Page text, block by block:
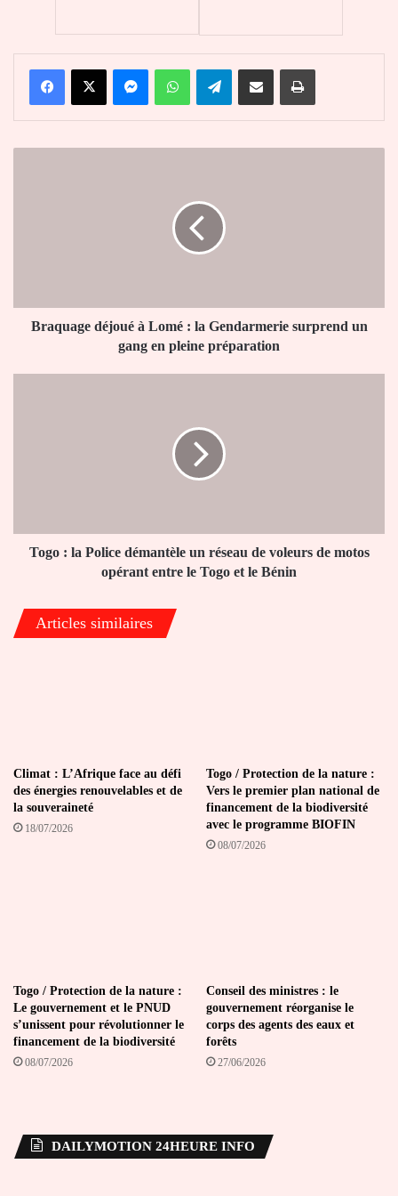
FacebookX MessengerWhatsAppTelegramPartager par email Imprimer
un
gangBraquage déjoué à Lomé : la Gendarmerie surprend un
gang en pleine préparation
voleurs
entre
le
Togo : la Police démantèle un réseau de voleurs de motos
opérant entre le Togo et le Bénin
Articles similaires
Climat : L’Afrique face au défi
des énergies renouvelables et de
la souveraineté
18/07/2026
Togo / Protection de la nature :
Vers le premier plan national de
financement de la biodiversité
avec le programme BIOFIN
08/07/2026
Togo / Protection de la nature :
Le gouvernement et le PNUD
s’unissent pour révolutionner le
financement de la biodiversité
08/07/2026
Conseil des ministres : le
gouvernement réorganise le
corps des agents des eaux et
forêts
27/06/2026
DAILYMOTION 24HEURE INFO